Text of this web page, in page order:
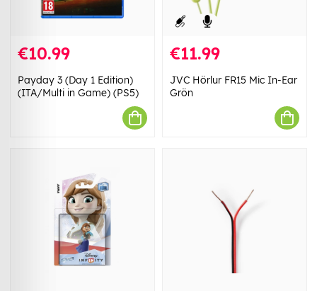
€10.99
Payday 3 (Day 1 Edition)
(ITA/Multi in Game) (PS5)
€11.99
JVC Hörlur FR15 Mic In-Ear
Grön